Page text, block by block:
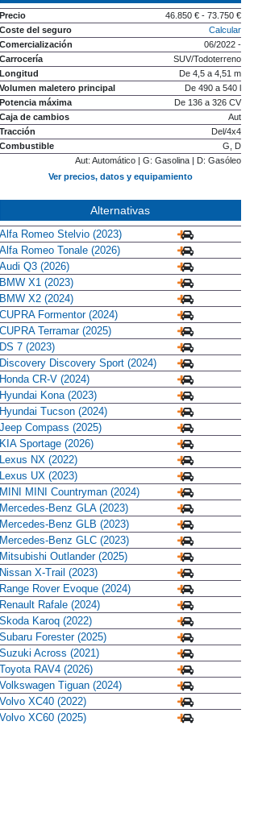
Precio
46.850 € - 73.750 €
Coste del seguro
Calcular
Comercialización
06/2022 -
Carrocería
SUV/Todoterreno
Longitud
De 4,5 a 4,51 m
Volumen maletero principal
De 490 a 540 l
Potencia máxima
De 136 a 326 CV
Caja de cambios
Aut
Tracción
Del/4x4
Combustible
G, D
Aut: Automático | G: Gasolina | D: Gasóleo
Ver precios, datos y equipamiento
Alternativas
Alfa Romeo Stelvio (2023)
Alfa Romeo Tonale (2026)
Audi Q3 (2026)
BMW X1 (2023)
BMW X2 (2024)
CUPRA Formentor (2024)
CUPRA Terramar (2025)
DS 7 (2023)
Discovery Discovery Sport (2024)
Honda CR-V (2024)
Hyundai Kona (2023)
Hyundai Tucson (2024)
Jeep Compass (2025)
KIA Sportage (2026)
Lexus NX (2022)
Lexus UX (2023)
MINI MINI Countryman (2024)
Mercedes-Benz GLA (2023)
Mercedes-Benz GLB (2023)
Mercedes-Benz GLC (2023)
Mitsubishi Outlander (2025)
Nissan X-Trail (2023)
Range Rover Evoque (2024)
Renault Rafale (2024)
Skoda Karoq (2022)
Subaru Forester (2025)
Suzuki Across (2021)
Toyota RAV4 (2026)
Volkswagen Tiguan (2024)
Volvo XC40 (2022)
Volvo XC60 (2025)